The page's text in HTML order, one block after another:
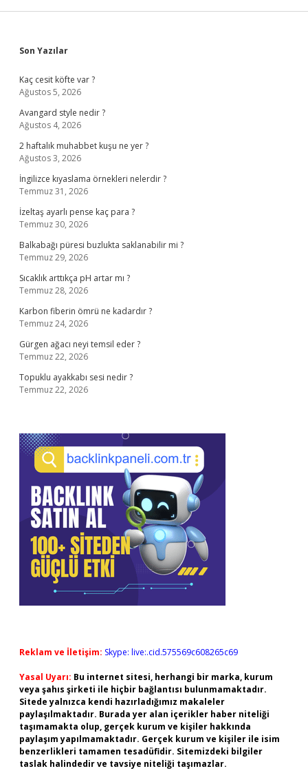
Sidebar
Son Yazılar
Kaç cesit köfte var ?
Ağustos 5, 2026
Avangard style nedir ?
Ağustos 4, 2026
2 haftalık muhabbet kuşu ne yer ?
Ağustos 3, 2026
İngilizce kıyaslama örnekleri nelerdir ?
Temmuz 31, 2026
İzeltaş ayarlı pense kaç para ?
Temmuz 30, 2026
Balkabağı püresi buzlukta saklanabilir mi ?
Temmuz 29, 2026
Sıcaklık arttıkça pH artar mı ?
Temmuz 28, 2026
Karbon fiberin ömrü ne kadardır ?
Temmuz 24, 2026
Gürgen ağacı neyi temsil eder ?
Temmuz 22, 2026
Topuklu ayakkabı sesi nedir ?
Temmuz 22, 2026
Reklam ve İletişim: Skype: live:.cid.575569c608265c69
Yasal Uyarı: Bu internet sitesi, herhangi bir marka, kurum
veya şahıs şirketi ile hiçbir bağlantısı bulunmamaktadır.
Sitede yalnızca kendi hazırladığımız makaleler
paylaşılmaktadır. Burada yer alan içerikler haber niteliği
taşımamakta olup, gerçek kurum ve kişiler hakkında
paylaşım yapılmamaktadır. Gerçek kurum ve kişiler ile isim
benzerlikleri tamamen tesadüfidir. Sitemizdeki bilgiler
taslak halindedir ve tavsiye niteliği taşımazlar.